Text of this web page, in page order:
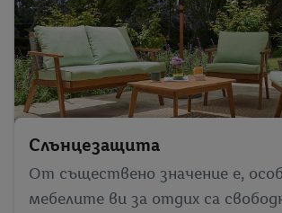
Слънцезащита
От съществено значение е,
мебелите ви за отдих са